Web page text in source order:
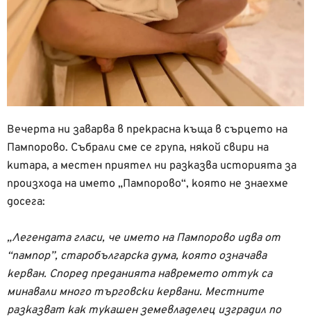
Вечерта ни заварва в прекрасна къща в сърцето на
Пампорово. Събрали сме се група, някой свири на
китара, а местен приятел ни разказва историята за
произхода на името „Пампорово“, която не знаехме
досега:
„Легендата гласи, че името на Пампорово идва от
“пампор”, старобългарска дума, която означава
керван. Според преданията навремето оттук са
минавали много търговски кервани. Местните
разказват как тукашен земевладелец изградил по